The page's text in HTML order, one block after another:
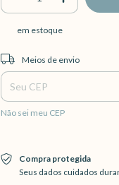
em estoque
Entregas para o CEP:
Meios de envio
Não sei meu CEP
Compra protegida
Seus dados cuidados